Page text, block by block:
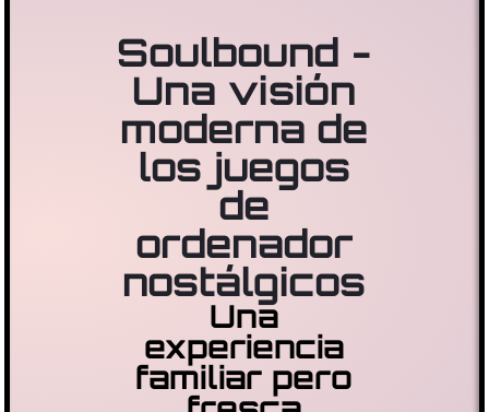
Soulbound -
Una visión
moderna de
los juegos
de
ordenador
nostálgicos
Una
experiencia
familiar pero